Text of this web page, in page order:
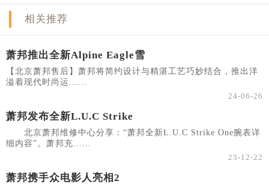
相关推荐
萧邦推出全新Alpine Eagle雪
【北京萧邦售后】萧邦将简约设计与精湛工艺巧妙结合，推出洋
溢着现代时尚运......
24-06-26
萧邦发布全新L.U.C Strike
北京萧邦维修中心分享：“萧邦全新L.U.C Strike One腕表详
细内容”。萧邦充......
23-12-22
萧邦携手众电影人亮相2